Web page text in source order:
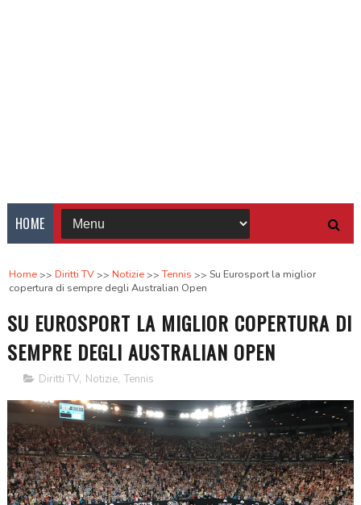
HOME
Home Diritti TV Notizie Tennis
Su Eurosport la miglior
copertura di sempre degli Australian Open
SU EUROSPORT LA MIGLIOR COPERTURA DI
SEMPRE DEGLI AUSTRALIAN OPEN
Diritti TV, Notizie, Tennis